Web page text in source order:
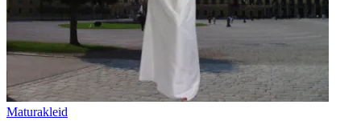
Maturakleid